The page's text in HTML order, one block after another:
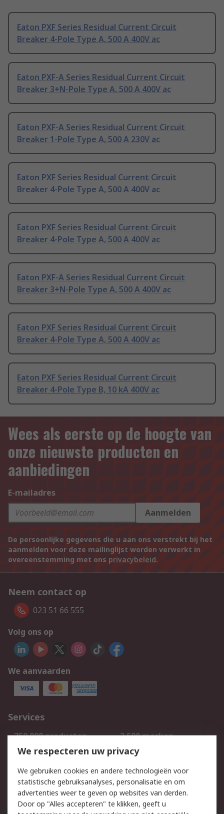
Eaton PXF Series Residual Current Circuit
Breaker 4-Pole Type A, 500 A 400V ac
Eaton PXF-A Series Residual Current Circuit
Breaker 3+N-Pole Type A, 500 A 400V ac
Eaton PXF-A Series Residual Current Circuit
Breaker 1-Pole Type A, 500 A 230V ac
Eaton PXF Series Residual Current Circuit
Breaker 4-Pole Type A, 500 A 400V ac
Eaton PXF Series Residual Current Circuit
Breaker 4-Pole Type A, 500 A 400V ac
Eaton PXF-A Series Residual Current Circuit
Breaker 3+N-Pole Type A, 500 A 400V ac
Eaton PXF Series Residual Current Circuit
Breaker 4-Pole Type A, 500 A 400V ac
Eaton PXF Series Residual Current Circuit
Breaker 4-Pole Type B, 10 kA 400V ac
Wees als eerste op de hoogte van
onze nieuwste producten en
aanbiedingen
E-mailadres
Aanmelden
De persoonlijke gegevens die u aan ons verstrekt bij het
aanmelden voor deze mailinglijst worden verwerkt in
overeenstemming met ons privacybeleid.
Neem contact op
023 51 66 555
Volg ons op
We aanvaarden
Services
750.000 producten
2.500 merken
Bestellen
Inkoopoplossingen
Track & Trace
Wettelijk
We respecteren uw privacy
We gebruiken cookies en andere technologieën voor
statistische gebruiksanalyses, personalisatie en om
advertenties weer te geven op websites van derden.
Door op "Alles accepteren" te klikken, geeft u